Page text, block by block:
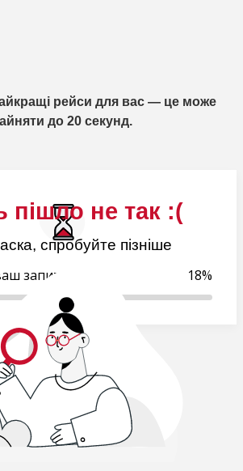
пішло не так :(
спробуйте пізніше
рейси для вас — це може
до 20 секунд.
запит.. 18%